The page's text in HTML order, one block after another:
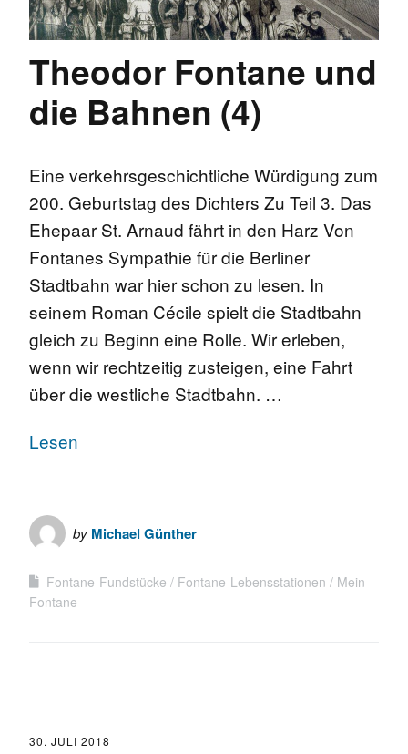
Theodor Fontane und
die Bahnen (4)
Eine verkehrsgeschichtliche Würdigung zum
200. Geburtstag des Dichters Zu Teil 3. Das
Ehepaar St. Arnaud fährt in den Harz Von
Fontanes Sympathie für die Berliner
Stadtbahn war hier schon zu lesen. In
seinem Roman Cécile spielt die Stadtbahn
gleich zu Beginn eine Rolle. Wir erleben,
wenn wir rechtzeitig zusteigen, eine Fahrt
über die westliche Stadtbahn. …
Lesen
by Michael Günther
Fontane-Fundstücke Fontane-Lebensstationen
Mein
Fontane
30. JULI 2018